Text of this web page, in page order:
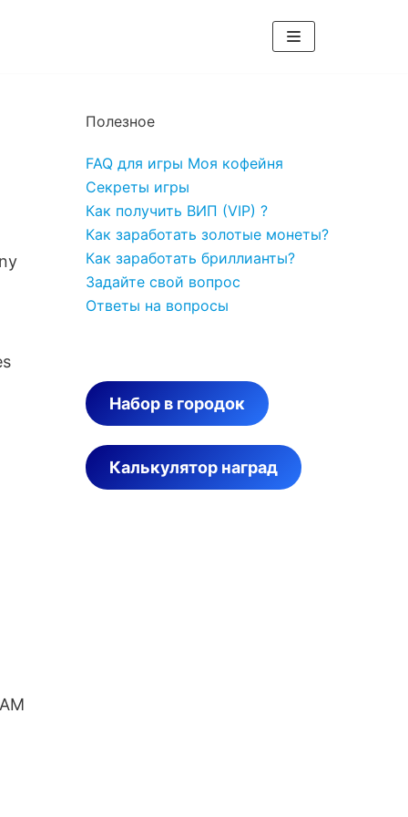
Полезное
FAQ для игры Моя кофейня
Секреты игры
Как получить ВИП (VIP) ?
Как заработать золотые монеты?
Как заработать бриллианты?
Задайте свой вопрос
Ответы на вопросы
Набор в городок
Калькулятор наград